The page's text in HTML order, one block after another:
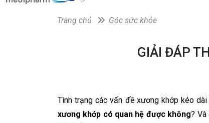
Trang chủ Góc sức khỏe
GIẢI ĐÁP
Tình trạng các vấn đề xương khớp kéo
xương khớp có quan hệ được không?